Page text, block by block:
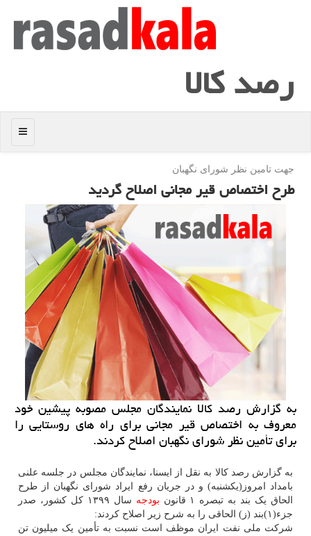
رصد كالا
منو
جهت تامین نظر شورای نگهبان
طرح اختصاص قیر مجانی اصلاح گردید
به گزارش رصد كالا نمایندگان مجلس مصوبه پیشین خود
معروف به اختصاص قیر مجانی برای راه های روستایی را
برای تأمین نظر شورای نگهبان اصلاح كردند.
به گزارش رصد کالا به نقل از ایسنا، نمایندگان مجلس در جلسه علنی
بامداد امروز(یکشنبه) و در جریان رفع ایراد شورای نگهبان از طرح
الحاق یک بند به تبصره ۱ قانون
بودجه
سال ۱۳۹۹ کل کشور‫، صدر
جزء(۱)بند (ز) الحاقی را به شرح زیر اصلاح کردند: ‬
‫شرکت ملی نفت ایران موظف است نسبت به تأمین یک میلیون تن